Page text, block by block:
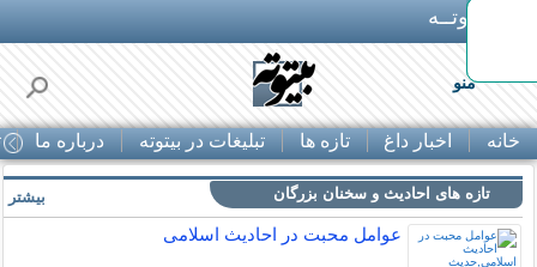
بـیتوتــه
منو
خانه اخبار داغ تازه ها تبلیغات در بیتوته درباره ما
تازه های احادیث و سخنان بزرگان
عوامل محبت در احادیث اسلامى
بیشتر